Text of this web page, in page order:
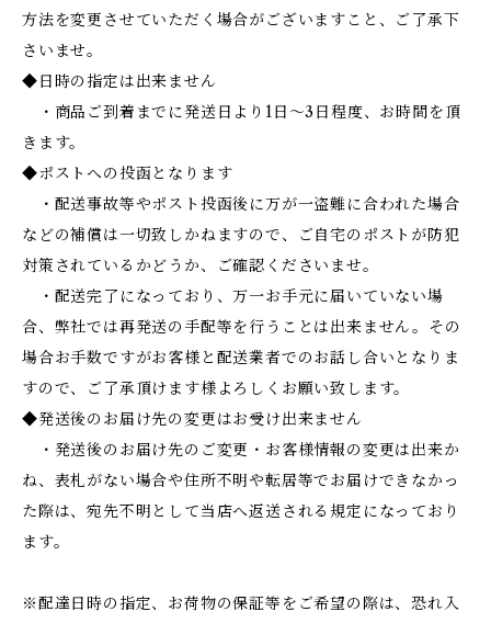
方法を変更させていただく場合がございますこと、ご了承下
さいませ。
◆日時の指定は出来ません
・商品ご到着までに発送日より1日～3日程度、お時間を頂
きます。
◆ポストへの投函となります
・配送事故等やポスト投函後に万が一盗難に合われた場合
などの補償は一切致しかねますので、ご自宅のポストが防犯
対策されているかどうか、ご確認くださいませ。
・配送完了になっており、万一お手元に届いていない場
合、弊社では再発送の手配等を行うことは出来ません。その
場合お手数ですがお客様と配送業者でのお話し合いとなりま
すので、ご了承頂けます様よろしくお願い致します。
◆発送後のお届け先の変更はお受け出来ません
・発送後のお届け先のご変更・お客様情報の変更は出来か
ね、表札がない場合や住所不明や転居等でお届けできなかっ
た際は、宛先不明として当店へ返送される規定になっており
ます。
※配達日時の指定、お荷物の保証等をご希望の際は、恐れ入